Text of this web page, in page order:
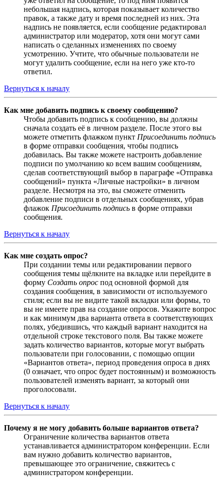
небольшая надпись, которая показывает количество
правок, а также дату и время последней из них. Эта
надпись не появляется, если сообщение редактировал
администратор или модератор, хотя они могут сами
написать о сделанных изменениях по своему
усмотрению. Учтите, что обычные пользователи не
могут удалить сообщение, если на него уже кто-то
ответил.
Вернуться к началу
Как мне добавить подпись к своему сообщению?
Чтобы добавить подпись к сообщению, вы должны
сначала создать её в личном разделе. После этого вы
можете отметить флажком пункт Присоединить подпись
в форме отправки сообщения, чтобы подпись
добавилась. Вы также можете настроить добавление
подписи по умолчанию ко всем вашим сообщениям,
сделав соответствующий выбор в параграфе «Отправка
сообщений» пункта «Личные настройки» в личном
разделе. Несмотря на это, вы сможете отменить
добавление подписи в отдельных сообщениях, убрав
флажок Присоединить подпись в форме отправки
сообщения.
Вернуться к началу
Как мне создать опрос?
При создании темы или редактировании первого
сообщения темы щёлкните на вкладке или перейдите в
форму Создать опрос под основной формой для
создания сообщения, в зависимости от используемого
стиля; если вы не видите такой вкладки или формы, то
вы не имеете прав на создание опросов. Укажите вопрос
и как минимум два варианта ответа в соответствующих
полях, убедившись, что каждый вариант находится на
отдельной строке текстового поля. Вы также можете
задать количество вариантов, которые могут выбрать
пользователи при голосовании, с помощью опции
«Вариантов ответа», период проведения опроса в днях
(0 означает, что опрос будет постоянным) и возможность
пользователей изменять вариант, за который они
проголосовали.
Вернуться к началу
Почему я не могу добавить больше вариантов ответа?
Ограничение количества вариантов ответа
устанавливается администратором конференции. Если
вам нужно добавить количество вариантов,
превышающее это ограничение, свяжитесь с
администратором конференции.